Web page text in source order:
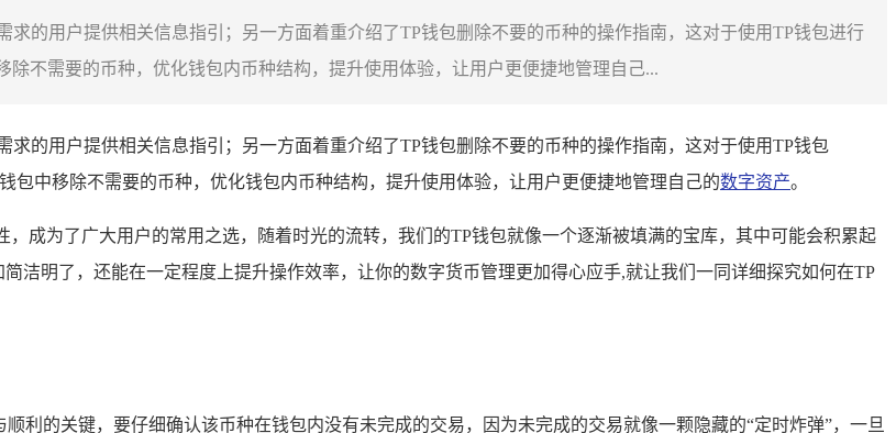
求的用户提供相关信息指引；另一方面着重介绍了TP钱包删除不要的币种的操作指南，这对于使用TP钱包进行
不需要的币种，优化钱包内币种结构，提升使用体验，让用户更便捷地管理自己...
求的用户提供相关信息指引；另一方面着重介绍了TP钱包删除不要的币种的操作指南，这对于使用TP钱包
包中移除不需要的币种，优化钱包内币种结构，提升使用体验，让用户更便捷地管理自己的数字资产。
，成为了广大用户的常用之选，随着时光的流转，我们的TP钱包就像一个逐渐被填满的宝库，其中可能会积累起
洁明了，还能在一定程度上提升操作效率，让你的数字货币管理更加得心应手,就让我们一同详细探究如何在TP
利的关键，要仔细确认该币种在钱包内没有未完成的交易，因为未完成的交易就像一颗隐藏的“定时炸弹”，一旦